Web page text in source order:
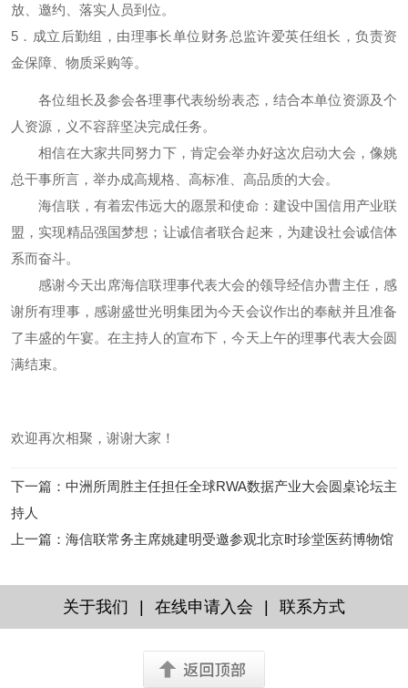
放、邀约、落实人员到位。
5．成立后勤组，由理事长单位财务总监许爱英任组长，负责资
金保障、物质采购等。
各位组长及参会各理事代表纷纷表态，结合本单位资源及个
人资源，义不容辞坚决完成任务。
相信在大家共同努力下，肯定会举办好这次启动大会，像姚
总干事所言，举办成高规格、高标准、高品质的大会。
海信联，有着宏伟远大的愿景和使命：建设中国信用产业联
盟，实现精品强国梦想；让诚信者联合起来，为建设社会诚信体
系而奋斗。
感谢今天出席海信联理事代表大会的领导经信办曹主任，感
谢所有理事，感谢盛世光明集团为今天会议作出的奉献并且准备
了丰盛的午宴。在主持人的宣布下，今天上午的理事代表大会圆
满结束。
欢迎再次相聚，谢谢大家！
下一篇 ： 中洲所周胜主任担任全球RWA数据产业大会圆桌论坛主
持人
上一篇 ： 海信联常务主席姚建明受邀参观北京时珍堂医药博物馆
关于我们 | 在线申请入会 | 联系方式